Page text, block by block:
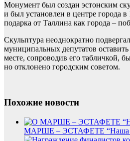
Монумент был создан эстонским
и был установлен в центре города в
подарка от Таллина как города –
Скульптура неоднократно
муниципальных депутатов
месте, сопроводив его табличкой,
но отклонено городским советом.
Похожие новости
МАРШЕ – ЭСТАФЕТЕ “Наша